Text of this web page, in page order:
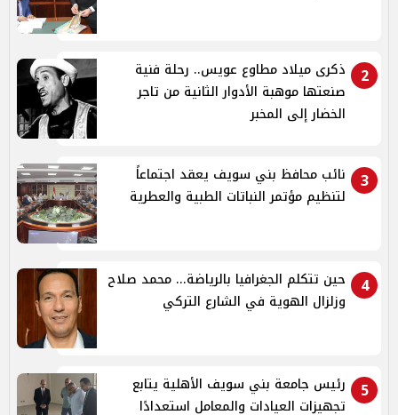
2
ذكرى ميلاد مطاوع عويس.. رحلة فنية
صنعتها موهبة الأدوار الثانية من تاجر
الخضار إلى المخبر
3
نائب محافظ بني سويف يعقد اجتماعاً
لتنظيم مؤتمر النباتات الطبية والعطرية
4
حين تتكلم الجغرافيا بالرياضة... محمد صلاح
وزلزال الهوية في الشارع التركي
5
رئيس جامعة بني سويف الأهلية يتابع
تجهيزات العيادات والمعامل استعدادًا